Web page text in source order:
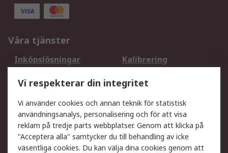
Våra tjänster
Inköpslösningar
Kalibrering
DesignSpark
Teknisk Support
Ditt lokala säljteam
Exportlösningar
Support
Få hjälp Retur av varor
Vi respekterar din integritet
Vi använder cookies och annan teknik för statistisk
användningsanalys, personalisering och för att visa
reklam på tredje parts webbplatser. Genom att klicka på
"Acceptera alla" samtycker du till behandling av icke
väsentliga cookies. Du kan välja dina cookies genom att